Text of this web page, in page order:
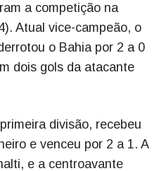
a competição na
Atual vice-campeão, o
o Bahia por 2 a 0
dois gols da atacante
divisão, recebeu
e venceu por 2 a 1. A
e a centroavante